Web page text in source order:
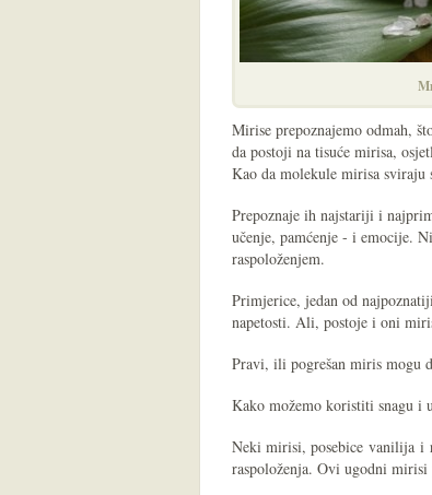
Mirise prepoznajemo odmah,
da postoji na tisuće mirisa,
Kao da molekule mirisa sviraju
Prepoznaje ih najstariji i
učenje, pamćenje - i emocije.
raspoloženjem.
Primjerice, jedan od
napetosti. Ali, postoje i oni
Pravi, ili pogrešan miris mogu
Kako možemo koristiti snagu i
Neki mirisi, posebice vanilija i
raspoloženja. Ovi ugodni mirisi